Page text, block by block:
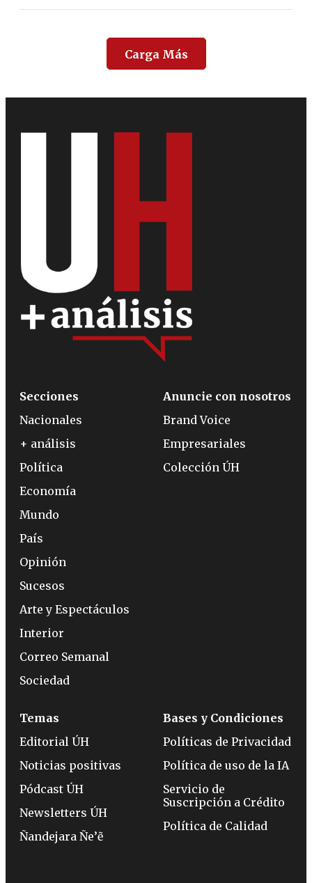
Carga Más
Secciones
Nacionales
+ análisis
Política
Economía
Mundo
País
Opinión
Sucesos
Arte y Espectáculos
Interior
Correo Semanal
Sociedad
Anuncie con nosotros
Brand Voice
Empresariales
Colección ÚH
Temas
Editorial ÚH
Noticias positivas
Pódcast ÚH
Newsletters ÚH
Ñandejara Ñe’ẽ
Bases y Condiciones
Políticas de Privacidad
Política de uso de la IA
Servicio de
Suscripción a Crédito
Política de Calidad